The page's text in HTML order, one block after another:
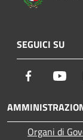
SEGUICI SU
Facebook
Organi di